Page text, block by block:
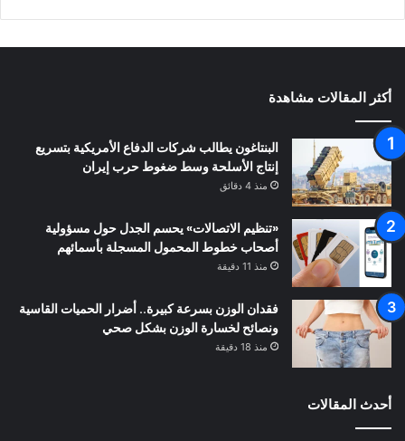
أكثر المقالات مشاهدة
البنتاغون يطالب شركات الدفاع الأمريكية بتسريع
إنتاج الأسلحة وسط ضغوط حرب إيران
منذ 4 دقائق
«تنظيم الاتصالات» يحسم الجدل حول مسؤولية
أصحاب خطوط المحمول المسجلة بأسمائهم
منذ 11 دقيقة
فقدان الوزن بسرعة كبيرة.. أضرار الحميات القاسية
ونصائح لخسارة الوزن بشكل صحي
منذ 18 دقيقة
أحدث المقالات